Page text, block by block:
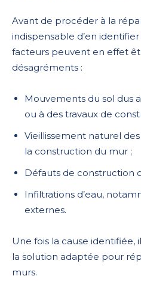
Avant de procéder à la
indispensable d’en
facteurs peuvent en effet
désagréments :
Mouvements du sol dus
ou à des travaux de
Vieillissement naturel
la construction du mur ;
Défauts de construction
Infiltrations d’eau,
externes.
Une fois la cause identifiée,
la solution adaptée pour
murs.